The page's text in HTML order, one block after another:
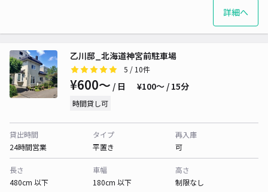
詳細へ
乙川邸_北海道神宮前駐車場
5 / 10件
¥600〜 / 日 ¥100〜 / 15分
時間貸し可
貸出時間
24時間営業
タイプ
平置き
再入庫
可
長さ
480cm 以下
車幅
180cm 以下
高さ
制限なし